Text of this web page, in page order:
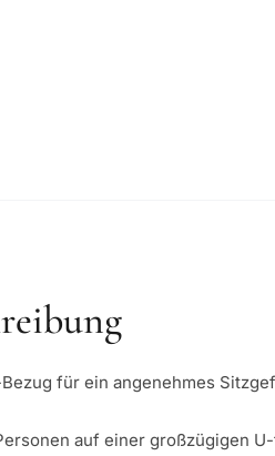
für ein angenehmes
auf einer großzügigen